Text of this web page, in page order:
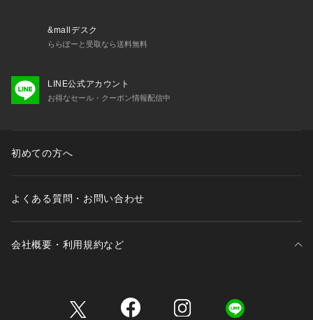
&mallデスク
ららぽーと受取なら送料無料
LINE公式アカウント
お得なセール・クーポン情報配信中
初めての方へ
よくある質問・お問い合わせ
会社概要・利用規約など